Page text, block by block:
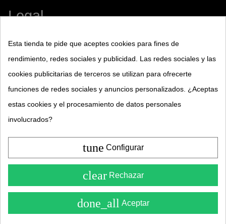
Legal
Aviso legal
Términos y condiciones
Política de Cookies
Esta tienda te pide que aceptes cookies para fines de
rendimiento, redes sociales y publicidad. Las redes sociales y las
cookies publicitarias de terceros se utilizan para ofrecerte
funciones de redes sociales y anuncios personalizados. ¿Aceptas
estas cookies y el procesamiento de datos personales
involucrados?
tune Configurar
clear Rechazar
done_all Aceptar